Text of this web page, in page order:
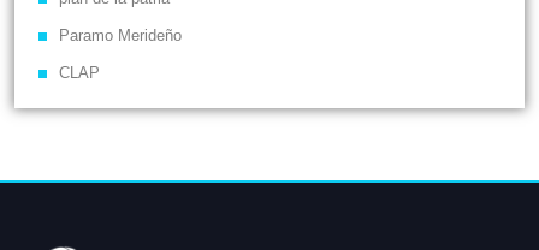
Paramo Merideño
CLAP